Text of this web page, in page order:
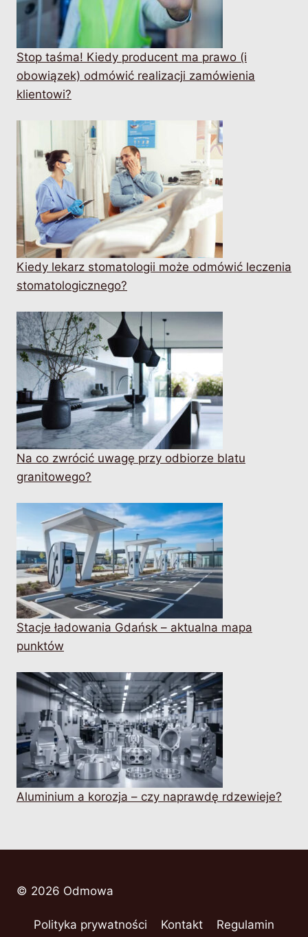
Stop taśma! Kiedy producent ma prawo (i
obowiązek) odmówić realizacji zamówienia
klientowi?
Kiedy lekarz stomatologii może odmówić leczenia
stomatologicznego?
Na co zwrócić uwagę przy odbiorze blatu
granitowego?
Stacje ładowania Gdańsk – aktualna mapa
punktów
Aluminium a korozja – czy naprawdę rdzewieje?
© 2026 Odmowa
Polityka prywatności Kontakt Regulamin